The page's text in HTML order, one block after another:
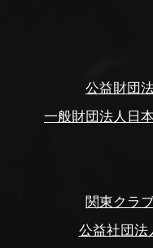
公益財団
一般財団法人日
関東クラ
公益社団法